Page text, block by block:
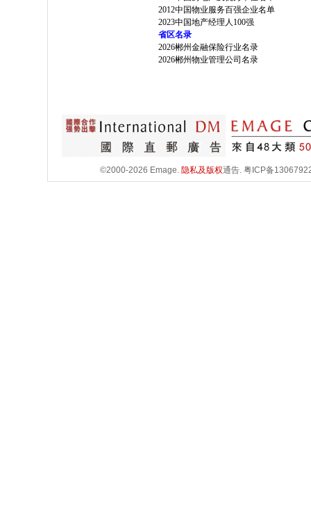
2012中国物业服务百强企业名单
2023中国地产经理人100强
省区名录
2026郴州金融保险行业名录
2026郴州物业管理公司名录
©2000-2026 Emage. 隐私及版权通告. 粤ICP备